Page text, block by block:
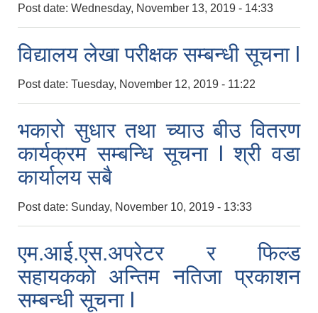
Post date: Wednesday, November 13, 2019 - 14:33
विद्यालय लेखा परीक्षक सम्बन्धी सूचना l
Post date: Tuesday, November 12, 2019 - 11:22
भकारो सुधार तथा च्याउ बीउ वितरण
कार्यक्रम सम्बन्धि सूचना l श्री वडा
कार्यालय सबै
Post date: Sunday, November 10, 2019 - 13:33
एम.आई.एस.अपरेटर र फिल्ड
सहायकको अन्तिम नतिजा प्रकाशन
सम्बन्धी सूचना l